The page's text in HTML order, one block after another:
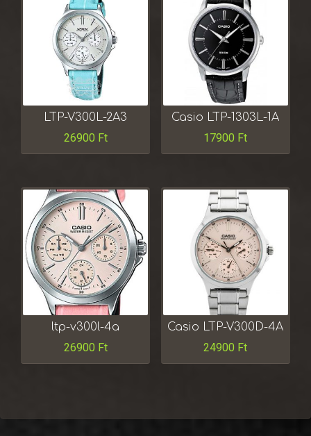
LTP-V300L-2A3
26900 Ft
Casio LTP-1303L-1A
17900 Ft
ltp-v300l-4a
26900 Ft
Casio LTP-V300D-4A
24900 Ft